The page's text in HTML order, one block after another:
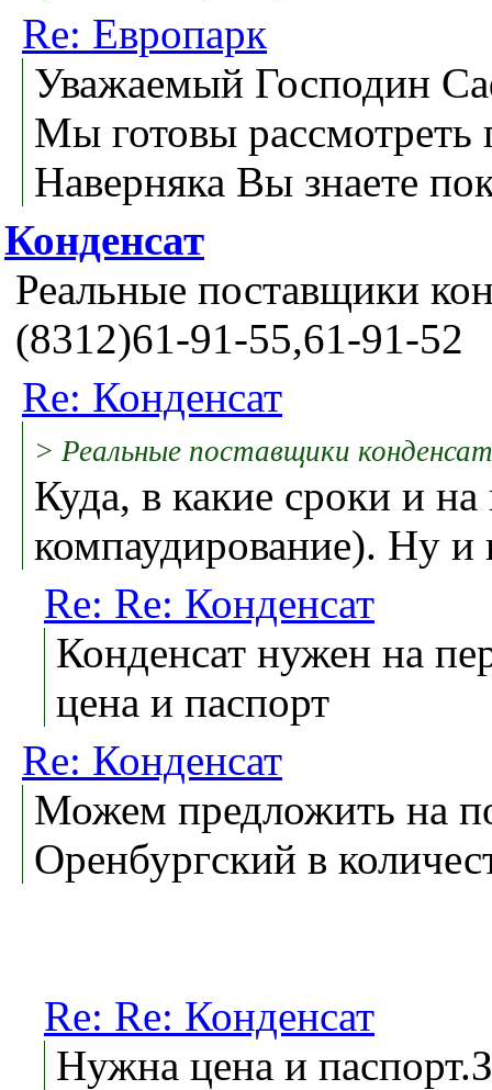
Re: Европарк
Уважаемый Господин
Мы готовы рассмотреть
Наверняка Вы знаете
Конденсат
Реальные поставщики
(8312)61-91-55,61-91-52
Re: Конденсат
> Реальные поставщики
Куда, в какие сроки и
компаудирование). Ну и
Re: Re: Конденсат
Конденсат нужен на
цена и паспорт
Re: Конденсат
Можем предложить на
Оренбургский в
Re: Re: Конденсат
Нужна цена и